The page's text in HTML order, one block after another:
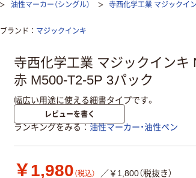
油性マーカー（シングル） 寺西化学工業 マジックイ
ブランド マジックインキ
寺西化学工業 マジックインキ
赤 M500-T2-5P 3パック
幅広い用途に使える細書タイプです。
レビューを書く
ランキングをみる 油性マーカー・油性ペン
￥1,980 （税込）
／￥1,800（税抜き）